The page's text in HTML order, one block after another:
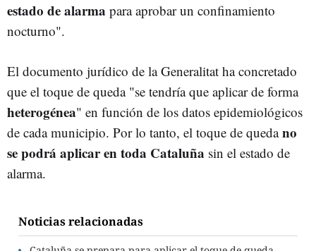
estado de alarma para aprobar un confinamiento
nocturno".
El documento jurídico de la Generalitat ha concretado
que el toque de queda "se tendría que aplicar de forma
heterogénea" en función de los datos epidemiológicos
de cada municipio. Por lo tanto, el toque de quedano
se podrá aplicar en toda Cataluña sin el estado de
alarma.
Noticias relacionadas